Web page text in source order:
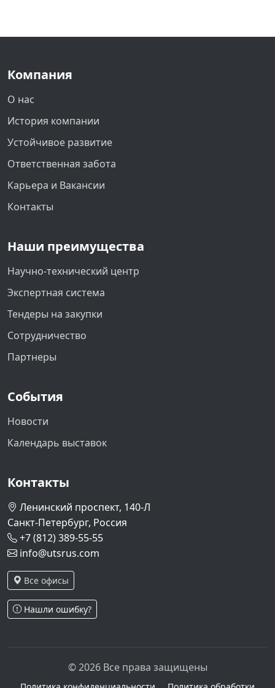
Компания
О нас
История компании
Устойчивое развитие
Ответственная забота
Карьера и Вакансии
Контакты
Наши преимущества
Научно-технический центр
Экспертная система
Тендеры на закупки
Сотрудничество
Партнеры
События
Новости
Календарь выставок
Контакты
Ленинский проспект, 140-Л
Санкт-Петербург, Россия
+7 (812) 389-55-55
info@utsrus.com
Все офисы
Нашли ошибку?
© 2026 Все права защищены